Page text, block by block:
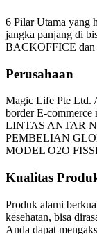
6 Pilar Utama yang
jangka panjang di
BACKOFFICE dan
Perusahaan
Magic Life Pte Ltd.
border E-
LINTAS ANTAR
PEMBELIAN
MODEL O2O
Kualitas
Produk alami
kesehatan, bisa
Anda dapat